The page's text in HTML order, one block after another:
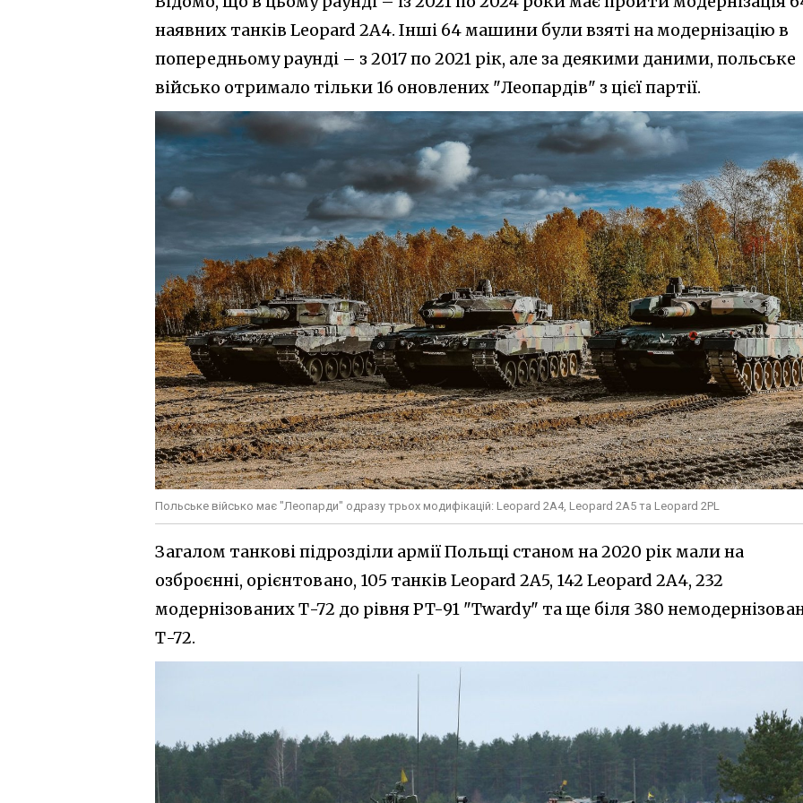
наявних танків Leopard 2A4. Інші 64 машини були взяті на модернізацію в
попередньому раунді – з 2017 по 2021 рік, але за деякими даними, польське
військо отримало тільки 16 оновлених "Леопардів" з цієї партії.
Польське військо має "Леопарди" одразу трьох модифікацій: Leopard 2A4, Leopard 2A5 та Leopard 2PL
Загалом танкові підрозділи армії Польщі станом на 2020 рік мали на
озброєнні, орієнтовано, 105 танків Leopard 2A5, 142 Leopard 2A4, 232
модернізованих Т-72 до рівня PT-91 "Twardy" та ще біля 380
Т-72.